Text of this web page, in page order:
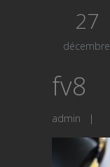
27
décembre
fv8
admin |